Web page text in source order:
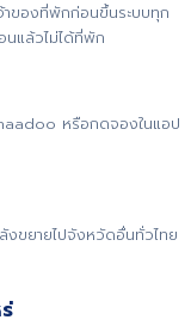
ของที่พักก่อนขึ้นระบบทุก
นแล้วไม่ได้ที่พัก
หรือกดจองในแอป
งขยายไปจังหวัดอื่นทั่วไทย